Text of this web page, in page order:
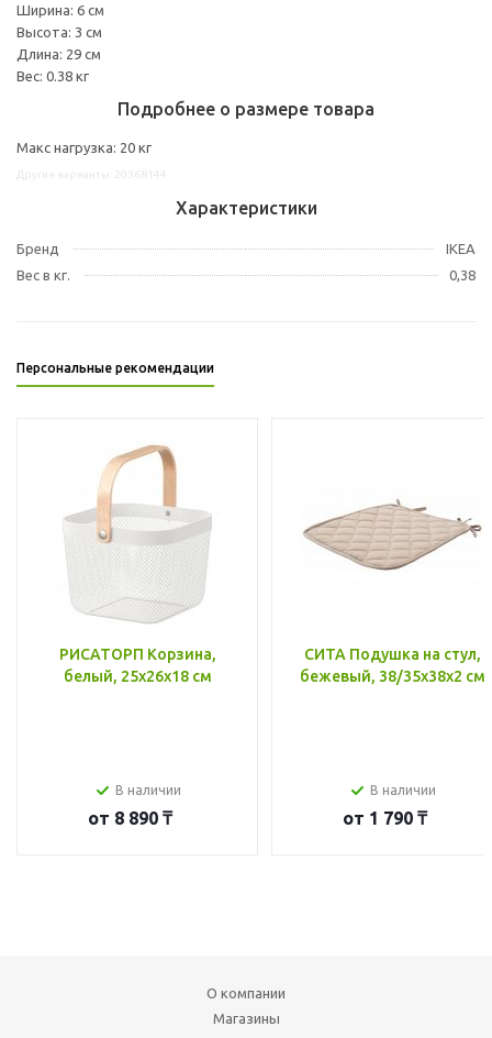
Ширина: 6 см
Высота: 3 см
Длина: 29 см
Вес: 0.38 кг
Подробнее о размере товара
Макс нагрузка: 20 кг
Характеристики
Бренд
IKEA
Вес в кг.
0,38
Персональные рекомендации
РИСАТОРП Корзина,
белый, 25x26x18 см
В наличии
от 8 890 ₸
СИТА Подушка на стул,
бежевый, 38/35x38x2 см
В наличии
от 1 790 ₸
О компании
Магазины